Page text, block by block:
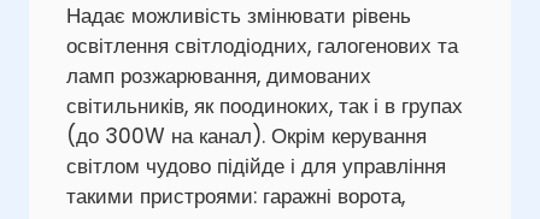
Надає можливість змінювати рівень
освітлення світлодіодних, галогенових та
ламп розжарювання, димованих
світильників, як поодиноких, так і в групах
(до 300W на канал). Окрім керування
світлом чудово підійде і для управління
такими пристроями: гаражні ворота,